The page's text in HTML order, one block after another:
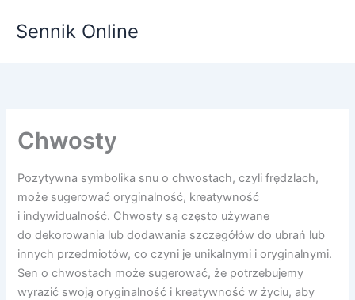
Sennik Online
Chwosty
Pozytywna symbolika snu o chwostach, czyli frędzlach,
może sugerować oryginalność, kreatywność
i indywidualność. Chwosty są często używane
do dekorowania lub dodawania szczegółów do ubrań lub
innych przedmiotów, co czyni je unikalnymi i oryginalnymi.
Sen o chwostach może sugerować, że potrzebujemy
wyrazić swoją oryginalność i kreatywność w życiu, aby